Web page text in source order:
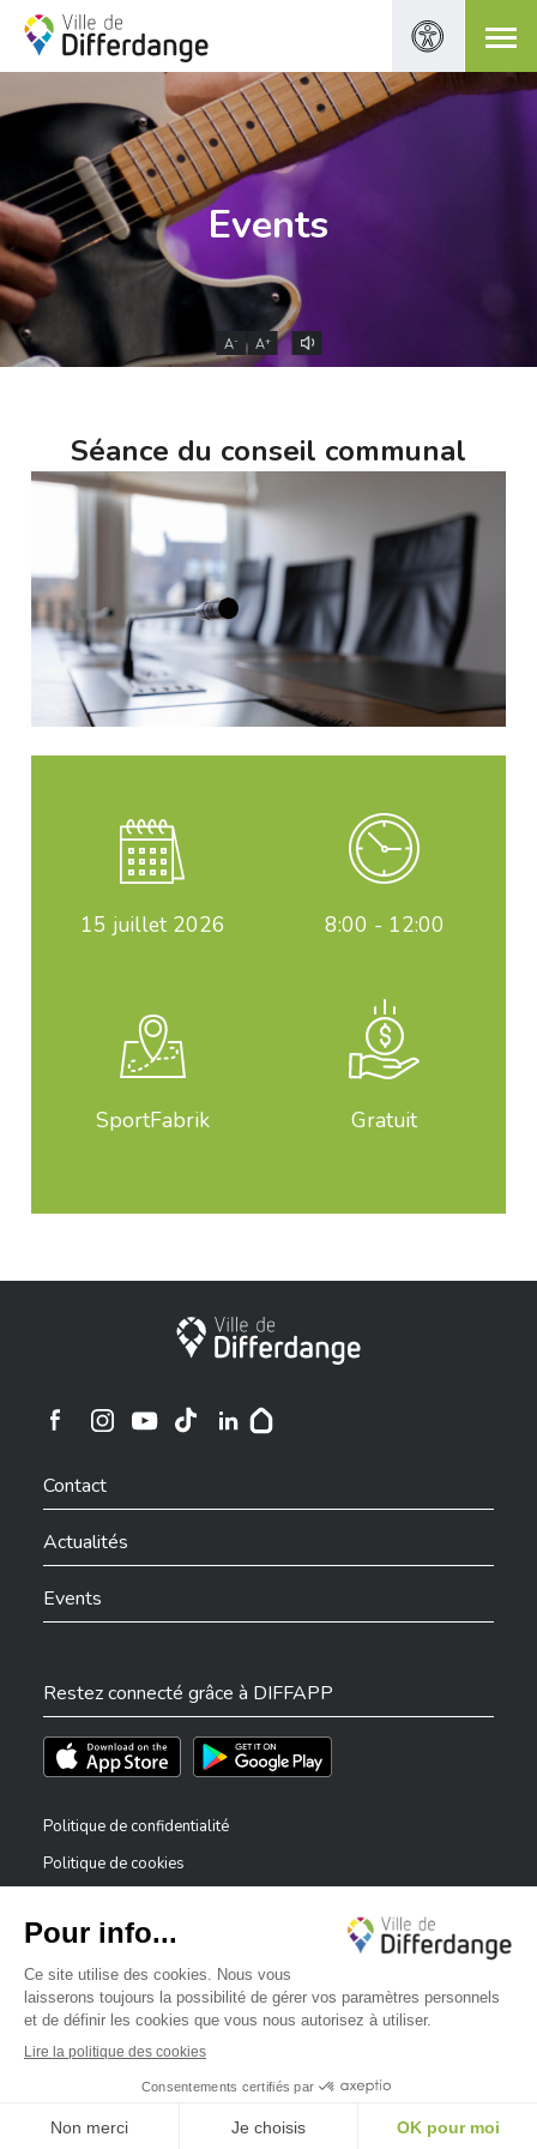
Events
A- A+
Séance du conseil communal
15 juillet 2026 8:00 - 12:00
SportFabrik Gratuit
Ville de Differdange
Ville de Differdange sur Instagram
Contact
Actualités
Events
Restez connecté grâce à DIFFAPP
Téléchargez l'app sur l'App StoreTéléchargez l'app sur Play Store
Politique de confidentialité
Politique de cookies
Déclaration d’accessibilité
Dispositif de signalement — lanceurs d’alerte
©2026 Tous droits réservés . Ville de Differdange
✕
Bonjour, comment puis-je vous aider ?